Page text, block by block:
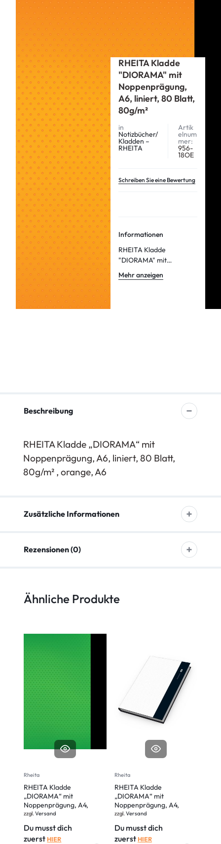
Notizbücher/Kladden –RHEITA
RHEITA Kladde „DIORAMA“ mit Noppenprägung, A6, liniert, 80
Blatt, 80g/m²
RHEITA Kladde
"DIORAMA" mit
Noppenprägung,
A6, liniert, 80 Blatt,
80g/m²
in
Notizbücher/
Kladden –
RHEITA
Artik
elnum
mer:
956-
18OE
Schreiben Sie eine Bewertung
Informationen
RHEITA Kladde
"DIORAMA" mit
Noppenprägung, A6,
liniert, 80 Blatt, 80g/m²
Mehr anzeigen
Beschreibung
RHEITA Kladde „DIORAMA“ mit
Noppenprägung, A6, liniert, 80 Blatt,
80g/m² , orange, A6
Zusätzliche Informationen
Rezensionen (0)
Ähnliche Produkte
Rheita
RHEITA Kladde
„DIORAMA“ mit
Noppenprägung, A4,
liniert, 80 Blatt, 80g/m²
zzgl.Versand
Du musst dich
zuerstHIER
Rheita
RHEITA Kladde
„DIORAMA“ mit
Noppenprägung, A4,
kariert, 80 Blatt, 80g/m²
zzgl. Versand
Du musst dich
zuerstHIER